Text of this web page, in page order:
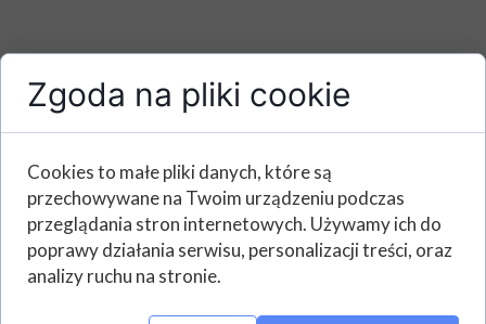
Zgoda na pliki cookie
Cookies to małe pliki danych, które są
przechowywane na Twoim urządzeniu podczas
przeglądania stron internetowych. Używamy ich do
poprawy działania serwisu, personalizacji treści, oraz
analizy ruchu na stronie.